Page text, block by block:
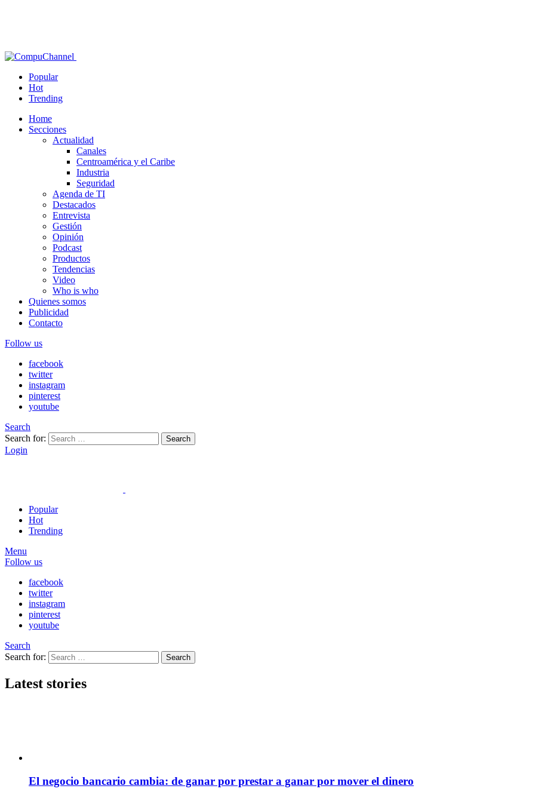
Popular
Hot
Trending
Home
Secciones
Actualidad
Canales
Centroamérica y el Caribe
Industria
Seguridad
Agenda de TI
Destacados
Entrevista
Gestión
Opinión
Podcast
Productos
Tendencias
Video
Who is who
Quienes somos
Publicidad
Contacto
Follow us
facebook
twitter
instagram
pinterest
youtube
Search
Search for:
Search
Login
Popular
Hot
Trending
Menu
Follow us
facebook
twitter
instagram
pinterest
youtube
Search
Search for:
Search
Latest stories
El negocio bancario cambia: de ganar por prestar a ganar por mover el dinero